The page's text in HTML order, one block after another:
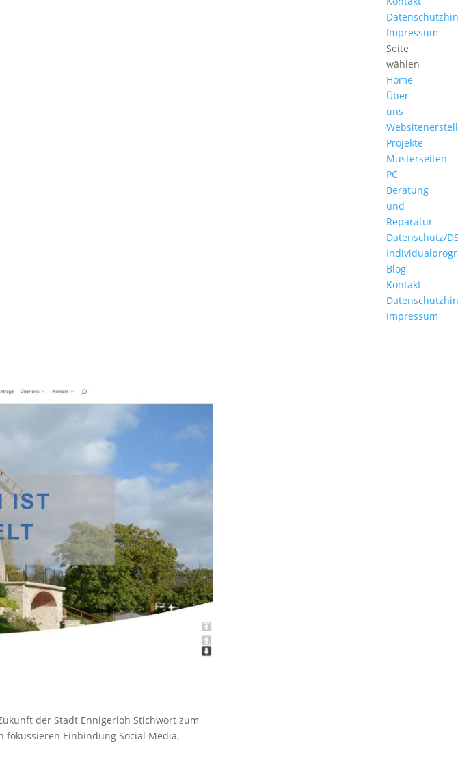
Impressum
Seite
wählen
Home
Über
uns
Projekte
Musterseiten
PC
Beratung
und
Reparatur
Datenschutz/
Blog
Kontakt
Impressum
der Stadt Ennigerloh Stichwort zum
Einbindung Social Media,